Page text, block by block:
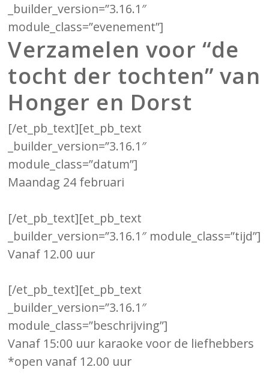
_builder_version=”3.16.1″
module_class=”evenement”]
Verzamelen voor “de
tocht der tochten” van
Honger en Dorst
[/et_pb_text][et_pb_text
_builder_version=”3.16.1″
module_class=”datum”]
Maandag 24 februari
[/et_pb_text][et_pb_text
_builder_version=”3.16.1″ module_class=”tijd”]
Vanaf 12.00 uur
[/et_pb_text][et_pb_text
_builder_version=”3.16.1″
module_class=”beschrijving”]
Vanaf 15:00 uur karaoke voor de liefhebbers
*open vanaf 12.00 uur